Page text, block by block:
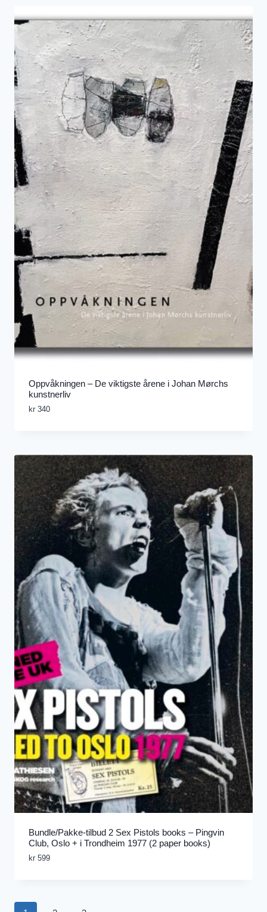
Oppvåkningen – De viktigste årene i Johan Mørchs
kunstnerliv
kr340
Bundle/Pakke-tilbud 2 Sex Pistols books – Pingvin
Club, Oslo + i Trondheim 1977 (2 paper books)
kr599